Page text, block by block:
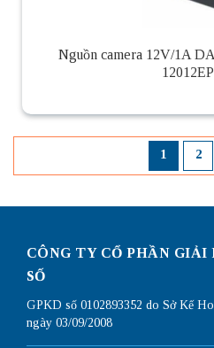
Nguồn camera 12V/1A
1 2
CÔNG TY CỔ PHẦN GIẢI
SỐ
GPKD số 0102893352 do Sở Kế
ngày 03/09/2008